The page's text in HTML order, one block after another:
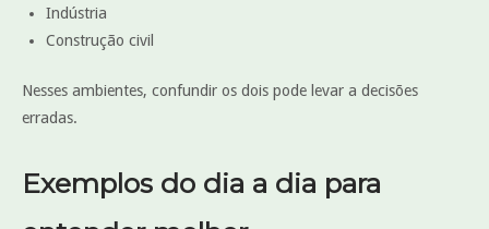
Indústria
Construção civil
Nesses ambientes, confundir os dois pode levar a decisões
erradas.
Exemplos do dia a dia para